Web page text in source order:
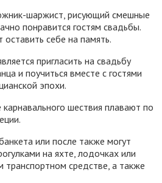
шаржист, рисующий смешные
понравится гостям свадьбы.
себе на память.
пригласить на свадьбу
и поучиться вместе с гостями
эпохи.
шествия плавают по
или после также могут
на яхте, лодочках или
средстве, а также